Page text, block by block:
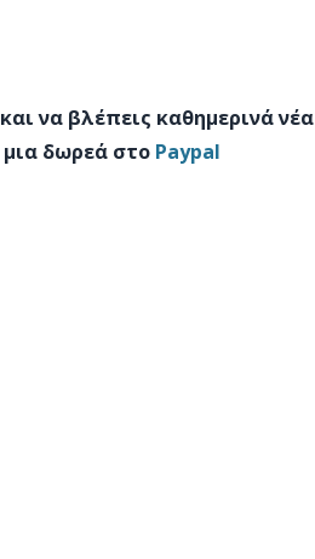
να βλέπεις καθημερινά νέα
μια δωρεά στο Paypal